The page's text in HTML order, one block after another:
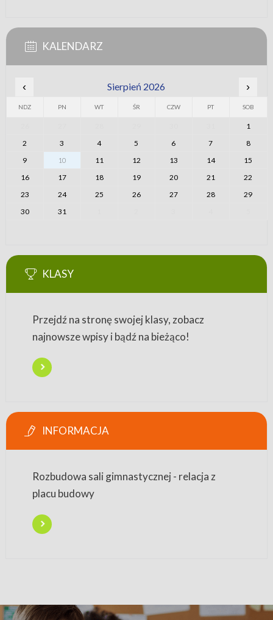
KALENDARZ
‹ Sierpień 2026 ›
NDZ PN WT ŚR CZW PT SOB
1
2
3 4 5 6 7
8
9
10 11 12 13 14
15
16
17 18 19 20 21
22
23
24 25 26 27 28
29
30
31
KLASY
Przejdź na stronę swojej klasy, zobacz
najnowsze wpisy i bądź na bieżąco!
INFORMACJA
Rozbudowa sali gimnastycznej - relacja z
placu budowy